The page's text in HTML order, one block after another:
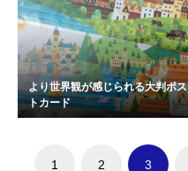
より世界観が感じられる大判ポス
トカード
1 2 3